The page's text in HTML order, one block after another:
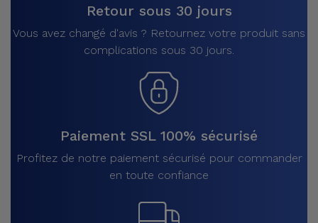
Retour sous 30 jours
Vous avez changé d'avis ? Retournez votre produit sans
complications sous 30 jours.
Paiement SSL 100% sécurisé
Profitez de notre paiement sécurisé pour commander
en toute confiance